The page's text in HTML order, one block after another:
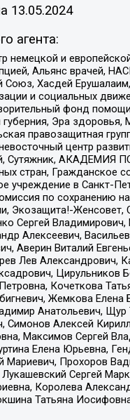
13.05.2024
агента:
и
Альянс врачей,
Хасдей
и социальных
фонд
Эра
правозащитная
центр
Сутяжник,
стран, Гражданское
учреждение в Санкт-
по сохранению
Экозащита!-
Сергей
Алексеевич,
Аверин Виталий
Лев Александрович,
Цирульников
Кочеткова
Жемкова
Анатольевич,
Алексей
Максимов Сергей
Елена Юрьевна,
Прохоров
Сергей
Королева
Татьяна